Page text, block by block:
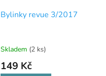
Bylinky revue 3/2017
Skladem (2 ks)
149 Kč